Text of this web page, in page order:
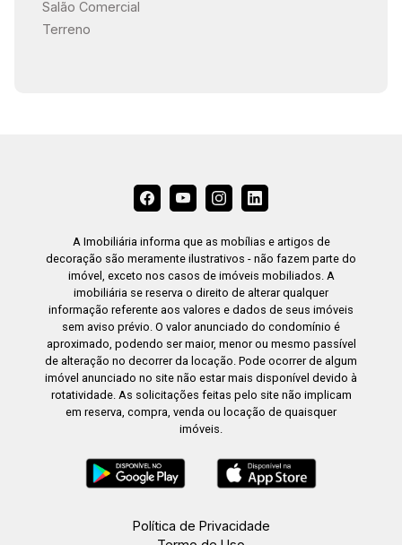
Salão Comercial
Terreno
A Imobiliária informa que as mobílias e artigos de
decoração são meramente ilustrativos - não fazem parte do
imóvel, exceto nos casos de imóveis mobiliados. A
imobiliária se reserva o direito de alterar qualquer
informação referente aos valores e dados de seus imóveis
sem aviso prévio. O valor anunciado do condomínio é
aproximado, podendo ser maior, menor ou mesmo passível
de alteração no decorrer da locação. Pode ocorrer de algum
imóvel anunciado no site não estar mais disponível devido à
rotatividade. As solicitações feitas pelo site não implicam
em reserva, compra, venda ou locação de quaisquer
imóveis.
Política de Privacidade